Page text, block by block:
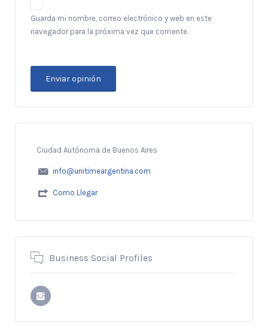
Guarda mi nombre, correo electrónico y web en este
navegador para la próxima vez que comente.
Ciudad Autónoma de Buenos Aires
info@unitimeargentina.com
Como Llegar
Business Social Profiles